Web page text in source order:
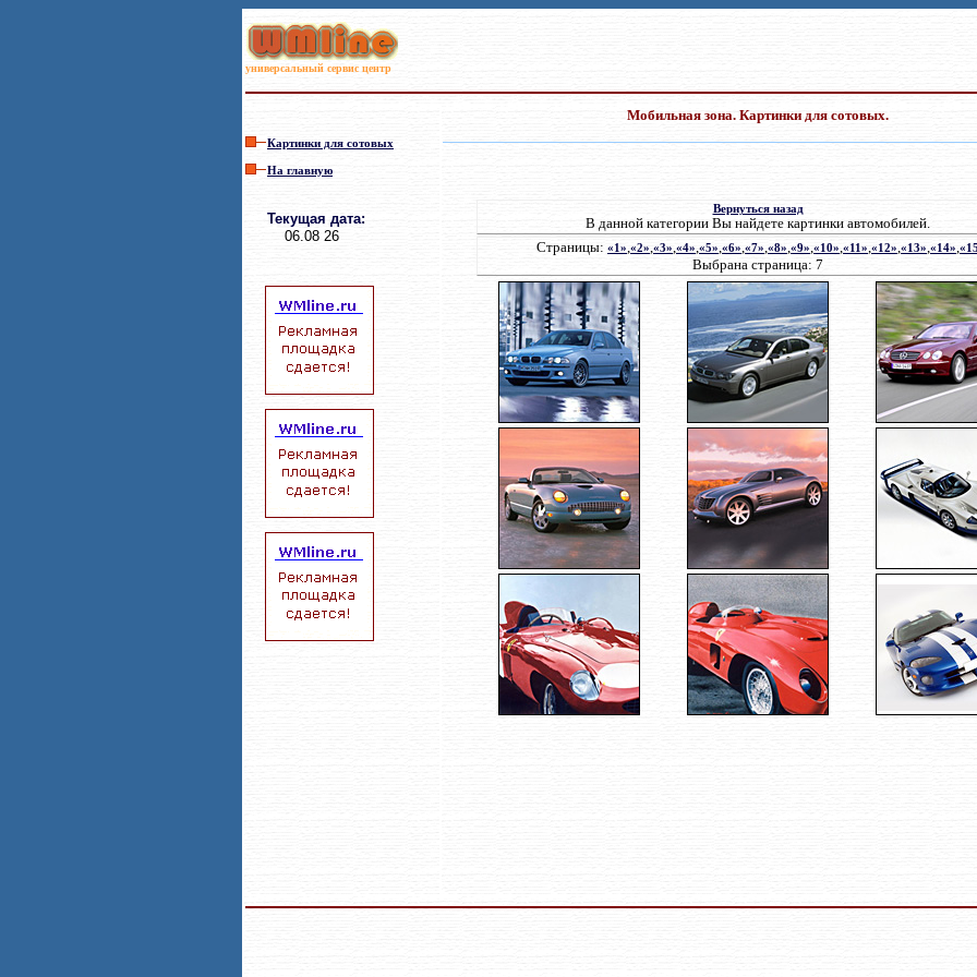
универсальный сервис центр
Картинки для сотовых
На главную
Текущая дата:
06.08 26
Мобильная зона. Картинки для сотовых.
Вернуться назад
В данной категории Вы найдете картинки автомобилей.
Страницы: «1»,«2»,«3»,«4»,«5»,«6»,«7»,«8»,«9»,«10»,«11»,«12»,«13»,«14»,
Выбрана страница: 7